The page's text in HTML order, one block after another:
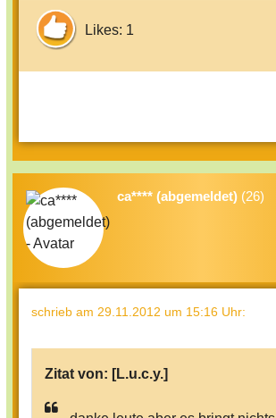
Likes: 1
ca**** (abgemeldet) (26)
schrieb am 29.11.2012 um 15:16 Uhr:
Zitat von: [L.u.c.y.]